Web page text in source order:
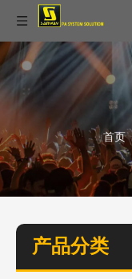
首页
产品分类